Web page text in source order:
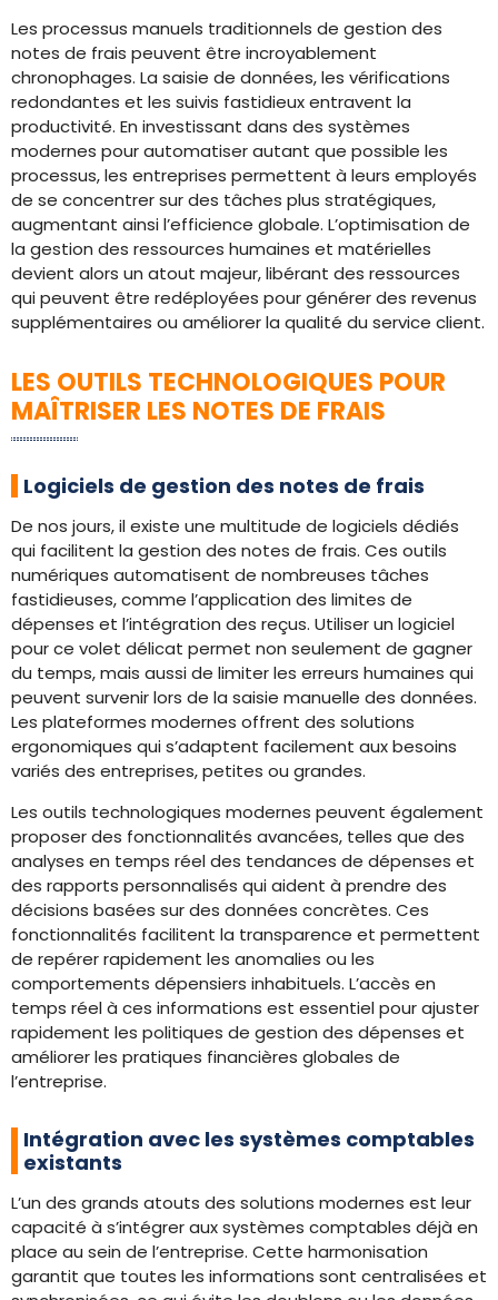
Les processus manuels traditionnels de gestion des
notes de frais peuvent être incroyablement
chronophages. La saisie de données, les vérifications
redondantes et les suivis fastidieux entravent la
productivité. En investissant dans des systèmes
modernes pour automatiser autant que possible les
processus, les entreprises permettent à leurs employés
de se concentrer sur des tâches plus stratégiques,
augmentant ainsi l’efficience globale. L’optimisation de
la gestion des ressources humaines et matérielles
devient alors un atout majeur, libérant des ressources
qui peuvent être redéployées pour générer des revenus
supplémentaires ou améliorer la qualité du service client.
LES OUTILS TECHNOLOGIQUES POUR
MAÎTRISER LES NOTES DE FRAIS
Logiciels de gestion des notes de frais
De nos jours, il existe une multitude de logiciels dédiés
qui facilitent la gestion des notes de frais. Ces outils
numériques automatisent de nombreuses tâches
fastidieuses, comme l’application des limites de
dépenses et l’intégration des reçus. Utiliser un logiciel
pour ce volet délicat permet non seulement de gagner
du temps, mais aussi de limiter les erreurs humaines qui
peuvent survenir lors de la saisie manuelle des données.
Les plateformes modernes offrent des solutions
ergonomiques qui s’adaptent facilement aux besoins
variés des entreprises, petites ou grandes.
Les outils technologiques modernes peuvent également
proposer des fonctionnalités avancées, telles que des
analyses en temps réel des tendances de dépenses et
des rapports personnalisés qui aident à prendre des
décisions basées sur des données concrètes. Ces
fonctionnalités facilitent la transparence et permettent
de repérer rapidement les anomalies ou les
comportements dépensiers inhabituels. L’accès en
temps réel à ces informations est essentiel pour ajuster
rapidement les politiques de gestion des dépenses et
améliorer les pratiques financières globales de
l’entreprise.
Intégration avec les systèmes comptables
existants
L’un des grands atouts des solutions modernes est leur
capacité à s’intégrer aux systèmes comptables déjà en
place au sein de l’entreprise. Cette harmonisation
garantit que toutes les informations sont centralisées et